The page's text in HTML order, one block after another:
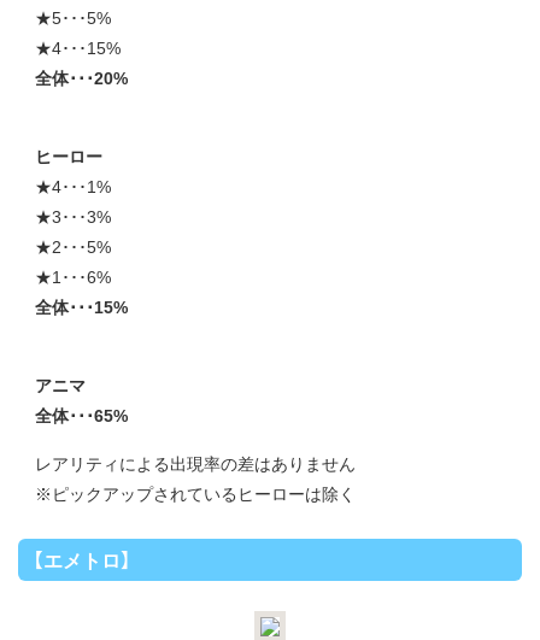
★5･･･5%
★4･･･15%
全体･･･20%
ヒーロー
★4･･･1%
★3･･･3%
★2･･･5%
★1･･･6%
全体･･･15%
アニマ
全体･･･65%
レアリティによる出現率の差はありません
※ピックアップされているヒーローは除く
【エメトロ】